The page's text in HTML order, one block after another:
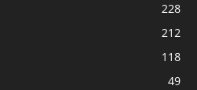
228
212
118
49